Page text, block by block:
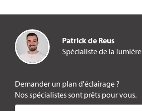
Demander un plan d'éclairage ?
Nos spécialistes sont prêts pour vous.
Patrick de Reus
Spécialiste de la lumière